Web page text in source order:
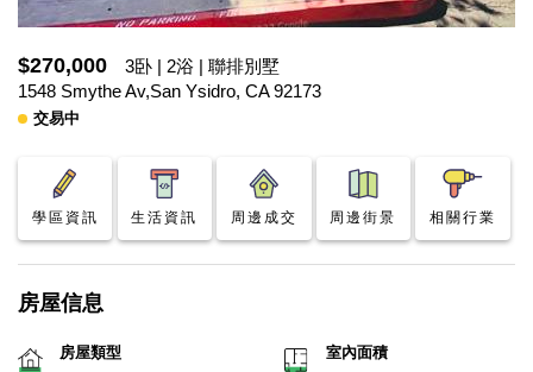
$270,000
3卧 | 2浴 | 聯排別墅
1548 Smythe Av,San Ysidro, CA 92173
交易中
學區資訊 生活資訊 周邊成交 周邊街景 相關行業
房屋信息
房屋類型 室內面積